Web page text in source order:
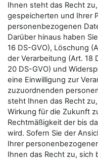
Ihnen steht das Recht
gespeicherten und Ihrer
personenbezogenen
Darüber hinaus haben
16 DS-GVO), Löschung
der Verarbeitung (Art. 18
20 DS-GVO) und
eine Einwilligung zur
zuzuordnenden
steht Ihnen das Recht
Wirkung für die Zukunft
Rechtmäßigkeit der bis
wird. Sofern Sie der
Ihrer
Ihnen das Recht zu, sich